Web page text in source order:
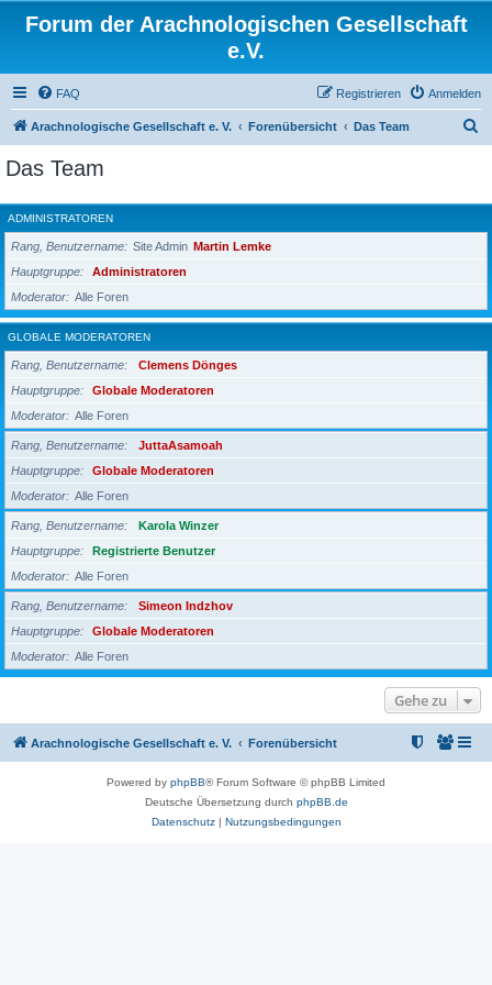
Forum der Arachnologischen Gesellschaft
e.V.
FAQ Anmelden
Registrieren
Arachnologische Gesellschaft e. V. Forenübersicht Das Team
h
e
Das Team
ADMINISTRATOREN
Rang, Benutzername Site Admin Martin Lemke
Hauptgruppe
Administratoren
Moderator
Alle Foren
GLOBALE MODERATOREN
Rang, Benutzername
Clemens Dönges
Hauptgruppe
Globale Moderatoren
Moderator
Alle Foren
Rang, Benutzername
JuttaAsamoah
Hauptgruppe
Globale Moderatoren
Moderator
Alle Foren
Rang, Benutzername
Karola Winzer
Hauptgruppe
Registrierte Benutzer
Moderator
Alle Foren
Rang, Benutzername
Simeon Indzhov
Hauptgruppe
Globale Moderatoren
Moderator
Alle Foren
Gehe zu
Arachnologische Gesellschaft e. V. Forenübersicht
Powered by phpBB® Forum Software © phpBB Limited
Deutsche Übersetzung durch phpBB.de
Datenschutz| Nutzungsbedingungen